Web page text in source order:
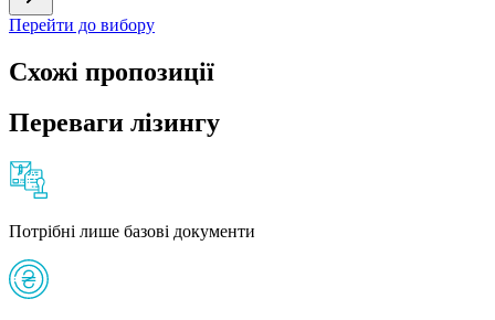
Перейти до вибору
Схожі пропозиції
Переваги лізингу
Потрібні лише базові документи